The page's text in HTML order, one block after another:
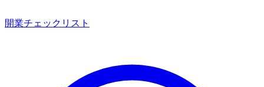
開業チェックリスト